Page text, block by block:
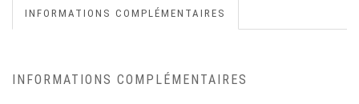
INFORMATIONS COMPLÉMENTAIRES
INFORMATIONS COMPLÉMENTAIRES